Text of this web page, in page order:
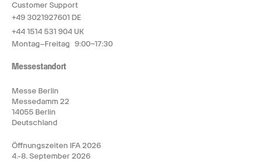
Customer Support
+49 3021927601 DE
+44 1514 531 904 UK
Montag–Freitag 9:00–17:30
Messestandort
Messe Berlin
Messedamm 22
14055 Berlin
Deutschland
Öffnungszeiten IFA 2026
4.-8. September 2026